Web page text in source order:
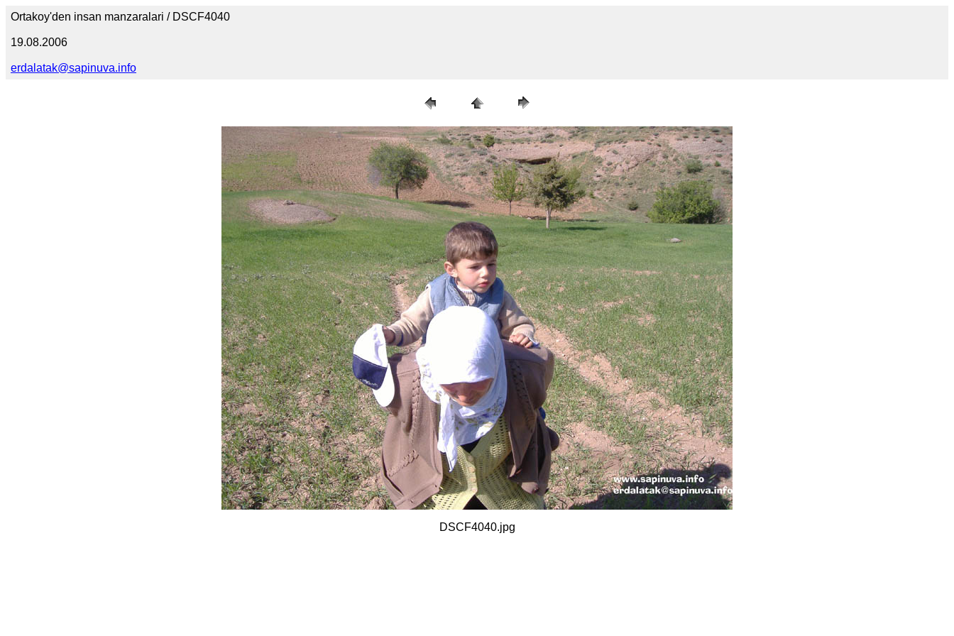
Ortakoy'den insan manzaralari / DSCF4040
19.08.2006
erdalatak@sapinuva.info
DSCF4040.jpg